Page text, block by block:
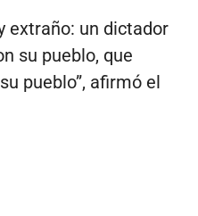
extraño: un dictador
su pueblo, que
pueblo”, afirmó el